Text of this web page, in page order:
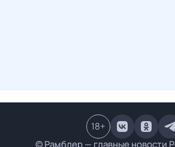
© Рамблер — главные новости
18+